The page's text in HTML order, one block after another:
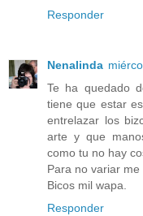
Responder
Nenalinda
Te ha quedado
tiene que estar
entrelazar los
arte y que
como tu no hay
Para no variar me
Bicos mil wapa.
Responder